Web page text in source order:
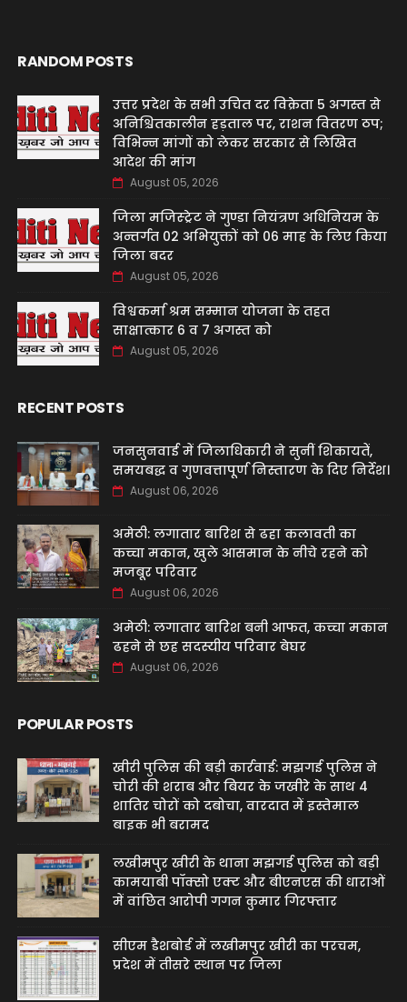
RANDOM POSTS
उत्तर प्रदेश के सभी उचित दर विक्रेता 5 अगस्त से
अनिश्चितकालीन हड़ताल पर, राशन वितरण ठप;
विभिन्न मांगों को लेकर सरकार से लिखित
आदेश की मांग
August 05, 2026
जिला मजिस्ट्रेट ने गुण्डा नियंत्रण अधिनियम के
अन्तर्गत 02 अभियुक्तों को 06 माह के लिए किया
जिला बदर
August 05, 2026
विश्वकर्मा श्रम सम्मान योजना के तहत
साक्षात्कार 6 व 7 अगस्त को
August 05, 2026
RECENT POSTS
जनसुनवाई में जिलाधिकारी ने सुनीं शिकायतें,
समयबद्ध व गुणवत्तापूर्ण निस्तारण के दिए निर्देश।
August 06, 2026
अमेठी: लगातार बारिश से ढहा कलावती का
कच्चा मकान, खुले आसमान के नीचे रहने को
मजबूर परिवार
August 06, 2026
अमेठी: लगातार बारिश बनी आफत, कच्चा मकान
ढहने से छह सदस्यीय परिवार बेघर
August 06, 2026
POPULAR POSTS
खीरी पुलिस की बड़ी कार्रवाई: मझगई पुलिस ने
चोरी की शराब और बियर के जखीरे के साथ 4
शातिर चोरों को दबोचा, वारदात में इस्तेमाल
बाइक भी बरामद
लखीमपुर खीरी के थाना मझगई पुलिस को बड़ी
कामयाबी पॉक्सो एक्ट और बीएनएस की धाराओं
में वांछित आरोपी गगन कुमार गिरफ्तार
सीएम डैशबोर्ड में लखीमपुर खीरी का परचम,
प्रदेश में तीसरे स्थान पर जिला